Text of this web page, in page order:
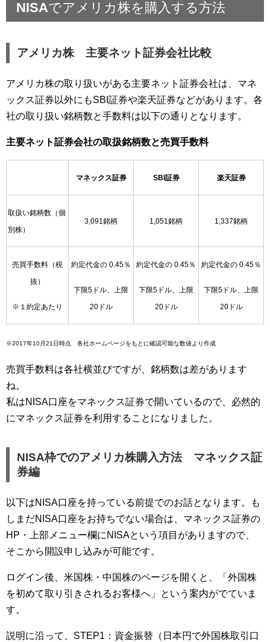
NISAでアメリカ株を購入する方法
アメリカ株 主要ネット証券会社比較
アメリカ株の取り扱いがある主要ネット証券会社は、マネ
ックス証券以外にもSBI証券や楽天証券などがあります。各
社の取り扱い銘柄数と手数料は以下の通りとなります。
主要ネット証券会社の取扱銘柄数と売買手数料
マネックス証券 SBI証券 楽天証券
取扱い銘柄数（個
別株）
3,091銘柄 1,051銘柄 1,337銘柄
売買手数料（税
抜）
※１約定あたり
約定代金の 0.45％
下限5ドル、上限
20ドル
約定代金の 0.45％
下限5ドル、上限
20ドル
約定代金の 0.45％
下限5ドル、上限
20ドル
※2017年10月 21 日時点 各社ホームページをもとに確認可能な数値より作成
売買手数料は各社横並びですが、銘柄数は差があります
ね。
私はNISA口座をマネックス証券で開いているので、必然的
にマネックス証券を利用することになりました。
NISA枠でのアメリカ株購入方法 マネックス証
券編
以下はNISA口座を持っている前提でのお話となります。も
しまだNISA口座をお持ちでない場合は、マネックス証券の
HP・上部メニュー欄にNISAという項目がありますので、
そこから開設申し込みが可能です。
ログイン後、米国株・中国株のページを開くと、「外国株
を初めて取り引きされるお客様へ」という案内がでていま
す。
説明に沿って、STEP1：資金振替（日本円で外国株取引口